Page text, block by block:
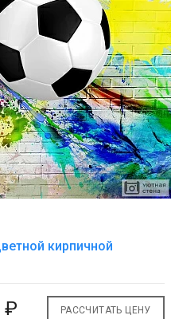
кирпичной
₽ РАССЧИТАТЬ ЦЕНУ